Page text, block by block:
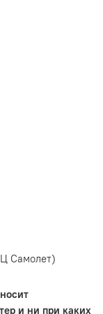
Самолет)
и ни при каких